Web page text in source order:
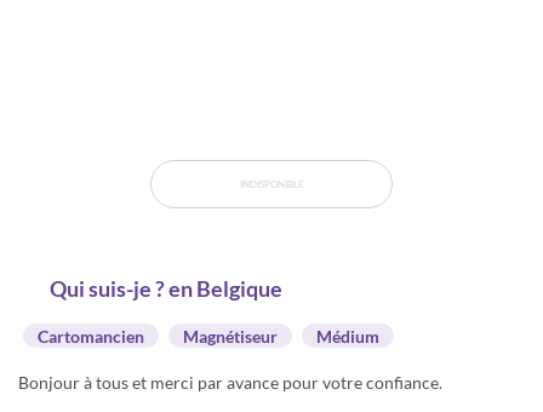
INDISPONIBLE
Qui suis-je ? en Belgique
Cartomancien Magnétiseur Médium
Bonjour à tous et merci par avance pour votre confiance.